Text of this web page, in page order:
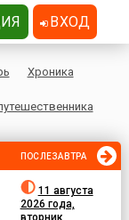
Хроника
ПОСЛЕЗАВТРА
11 августа
2026 года,
вторник
ВХОД